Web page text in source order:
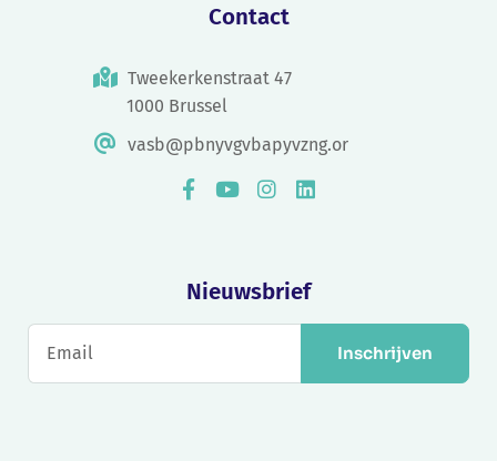
Contact
Tweekerkenstraat 47
1000 Brussel
vasb@pbnyvgvbapyvzng.or
Nieuwsbrief
Inschrijven